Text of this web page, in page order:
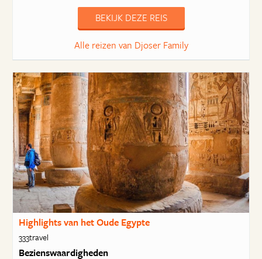
BEKIJK DEZE REIS
Alle reizen van Djoser Family
Highlights van het Oude Egypte
333travel
Bezienswaardigheden